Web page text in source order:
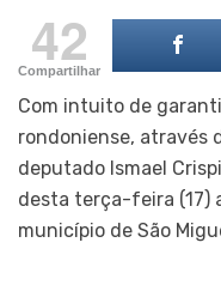
42
Compartilhar
Com intuito de
rondoniense, através
deputado Ismael
desta terça-feira (17)
município de São